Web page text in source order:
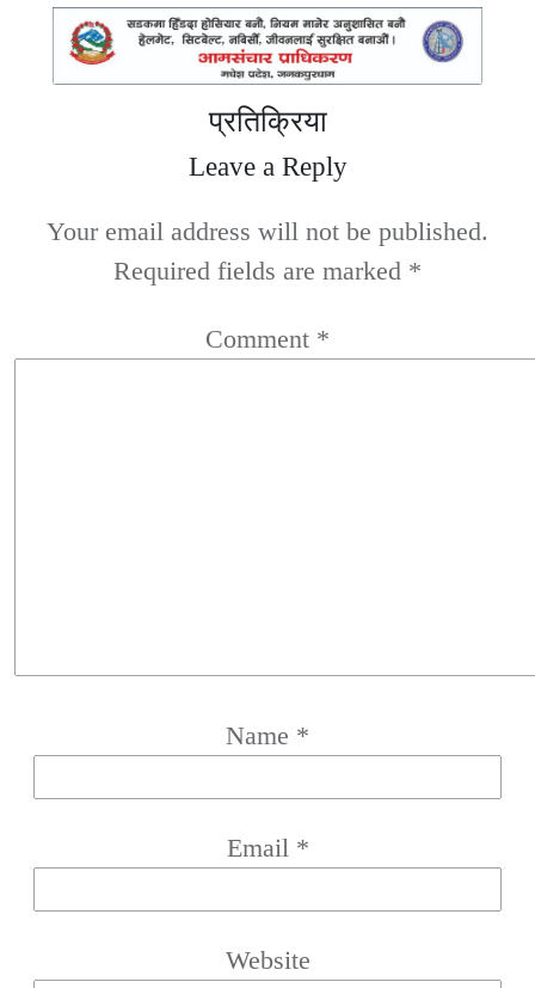
प्रतिक्रिया
Leave a Reply
Your email address will not be published.
Required fields are marked *
Comment *
Name *
Email *
Website